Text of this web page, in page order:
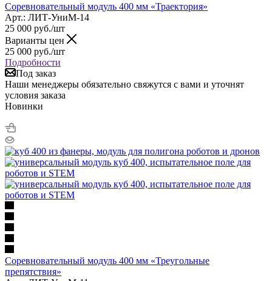
Соревновательный модуль 400 мм «Траектория»
Арт.: ЛИТ-УниМ-14
25 000 руб./шт
Варианты цен
25 000 руб./шт
Подробности
Под заказ
Наши менеджеры обязательно свяжутся с вами и уточнят
условия заказа
Новинки
Соревновательный модуль 400 мм «Треугольные
препятствия»